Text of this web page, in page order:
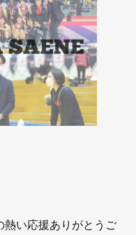
い応援ありがとうご